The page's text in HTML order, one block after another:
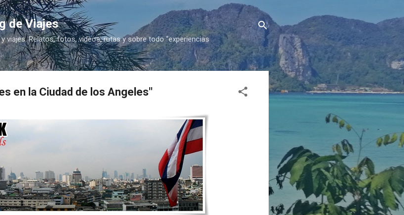
Ir al contenido principal
de Viajes
viajes. Relatos, fotos, vídeos, rutas y sobre todo "experiencias
en la Ciudad de los Angeles"